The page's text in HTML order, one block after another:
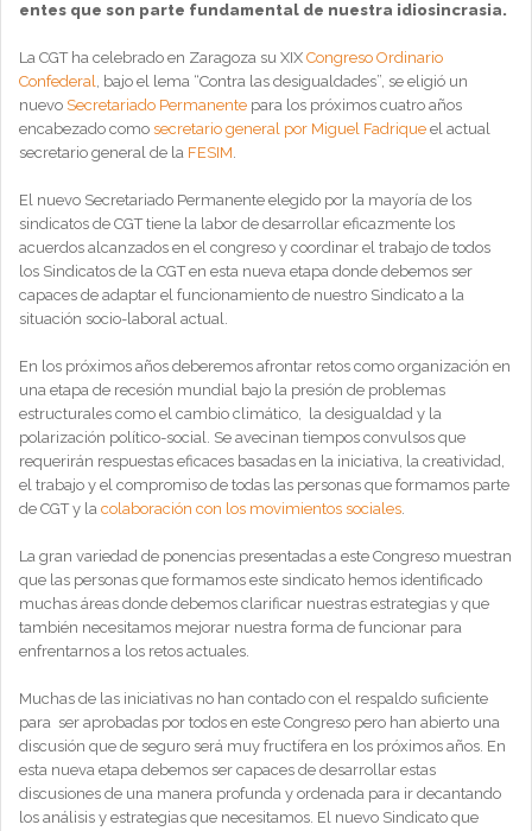
entes que son parte fundamental de nuestra idiosincrasia.
La CGT ha celebrado en Zaragoza su XIX Congreso Ordinario
Confederal, bajo el lema “Contra las desigualdades”, se eligió un
nuevo Secretariado Permanente para los próximos cuatro años
encabezado como secretario general por Miguel Fadrique el actual
secretario general de la FESIM.
El nuevo Secretariado Permanente elegido por la mayoría de los
sindicatos de CGT tiene la labor de desarrollar eficazmente los
acuerdos alcanzados en el congreso y coordinar el trabajo de todos
los Sindicatos de la CGT en esta nueva etapa donde debemos ser
capaces de adaptar el funcionamiento de nuestro Sindicato a la
situación socio-laboral actual.
En los próximos años deberemos afrontar retos como organización en
una etapa de recesión mundial bajo la presión de problemas
estructurales como el cambio climático, la desigualdad y la
polarización político-social. Se avecinan tiempos convulsos que
requerirán respuestas eficaces basadas en la iniciativa, la creatividad,
el trabajo y el compromiso de todas las personas que formamos parte
de CGT y la colaboración con los movimientos sociales.
La gran variedad de ponencias presentadas a este Congreso muestran
que las personas que formamos este sindicato hemos identificado
muchas áreas donde debemos clarificar nuestras estrategias y que
también necesitamos mejorar nuestra forma de funcionar para
enfrentarnos a los retos actuales.
Muchas de las iniciativas no han contado con el respaldo suficiente
para ser aprobadas por todos en este Congreso pero han abierto una
discusión que de seguro será muy fructífera en los próximos años. En
esta nueva etapa debemos ser capaces de desarrollar estas
discusiones de una manera profunda y ordenada para ir decantando
los análisis y estrategias que necesitamos. El nuevo Sindicato que